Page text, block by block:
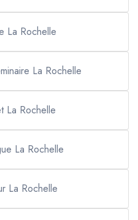
La Rochelle
La Rochelle
La Rochelle
La Rochelle
La Rochelle